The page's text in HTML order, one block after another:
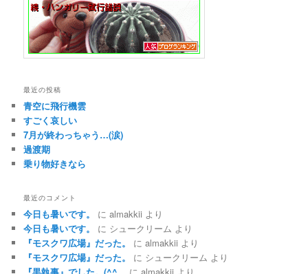
最近の投稿
青空に飛行機雲
すごく哀しい
7月が終わっちゃう…(涙)
過渡期
乗り物好きなら
最近のコメント
今日も暑いです。 にalmakkii より
今日も暑いです。
に シュークリーム より
『モスクワ広場』だった。
にalmakkii より
『モスクワ広場』だった。
に シュークリーム より